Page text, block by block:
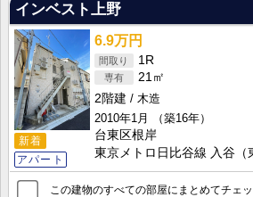
インベスト上野
新着
アパート
6.9万円
1R
21㎡
2階建
木造
2010年1月
（築16年）
台東区根岸
東京メトロ日比谷線 入谷（
この建物のすべての部屋にまとめてチェ